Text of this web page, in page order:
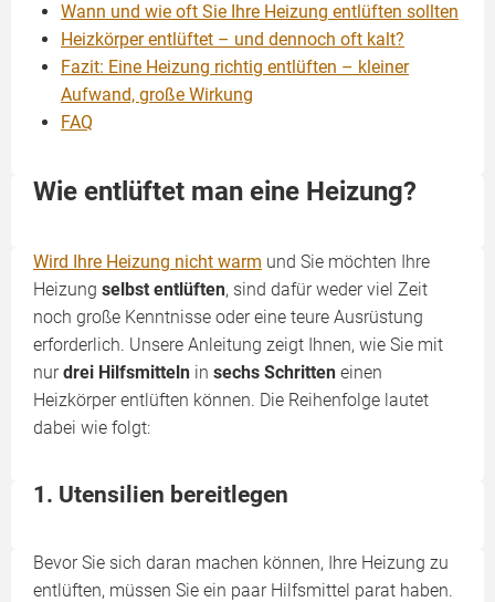
Wann und wie oft Sie Ihre Heizung entlüften sollten
Heizkörper entlüftet – und dennoch oft kalt?
Fazit: Eine Heizung richtig entlüften – kleiner
Aufwand, große Wirkung
FAQ
Wie entlüftet man eine Heizung?
Wird Ihre Heizung nicht warm und Sie möchten Ihre
Heizung selbst entlüften, sind dafür weder viel Zeit
noch große Kenntnisse oder eine teure Ausrüstung
erforderlich. Unsere Anleitung zeigt Ihnen, wie Sie mit
nurdrei Hilfsmitteln in sechs Schritten einen
Heizkörper entlüften können. Die Reihenfolge lautet
dabei wie folgt:
1. Utensilien bereitlegen
Bevor Sie sich daran machen können, Ihre Heizung zu
entlüften, müssen Sie ein paar Hilfsmittel parat haben.